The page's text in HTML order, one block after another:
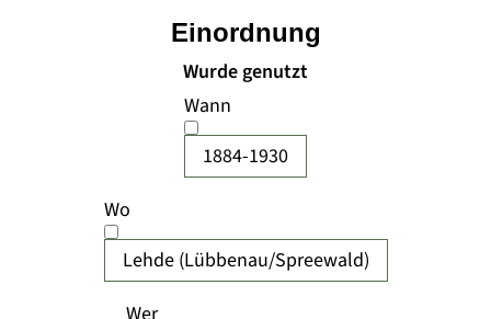
Wurde genutzt
Wann
1884-1930
Wo
Lehde (Lübbenau/Spreewald)
Einordnung